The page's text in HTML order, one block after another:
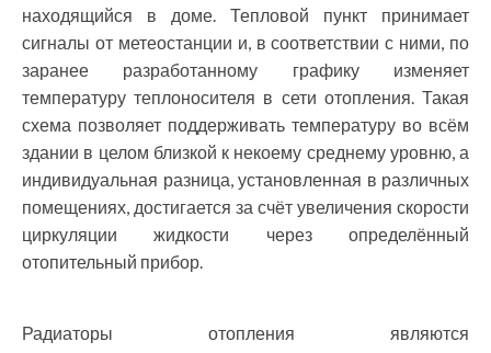
находящийся в доме. Тепловой пункт принимает
сигналы от метеостанции и, в соответствии с ними, по
заранее разработанному графику изменяет
температуру теплоносителя в сети отопления. Такая
схема позволяет поддерживать температуру во всём
здании в целом близкой к некоему среднему уровню, а
индивидуальная разница, установленная в различных
помещениях, достигается за счёт увеличения скорости
циркуляции жидкости через определённый
отопительный прибор.
Радиаторы отопления являются